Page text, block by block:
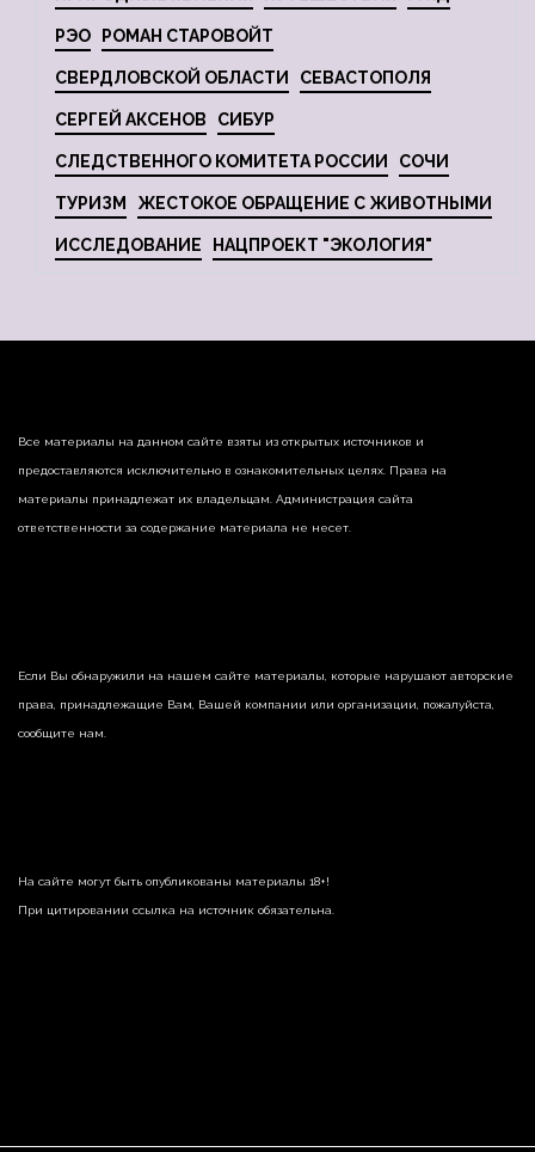
РЭО РОМАН СТАРОВОЙТ
СВЕРДЛОВСКОЙ ОБЛАСТИ СЕВАСТОПОЛЯ
СЕРГЕЙ АКСЕНОВ СИБУР
СЛЕДСТВЕННОГО КОМИТЕТА РОССИИ СОЧИ
ТУРИЗМ ЖЕСТОКОЕ ОБРАЩЕНИЕ С ЖИВОТНЫМИ
ИССЛЕДОВАНИЕ НАЦПРОЕКТ "ЭКОЛОГИЯ"
Все материалы на данном сайте взяты из открытых источников и
предоставляются исключительно в ознакомительных целях. Права на
материалы принадлежат их владельцам. Администрация сайта
ответственности за содержание материала не несет.
Если Вы обнаружили на нашем сайте материалы, которые нарушают авторские
права, принадлежащие Вам, Вашей компании или организации, пожалуйста,
сообщите нам.
На сайте могут быть опубликованы материалы 18+!
При цитировании ссылка на источник обязательна.